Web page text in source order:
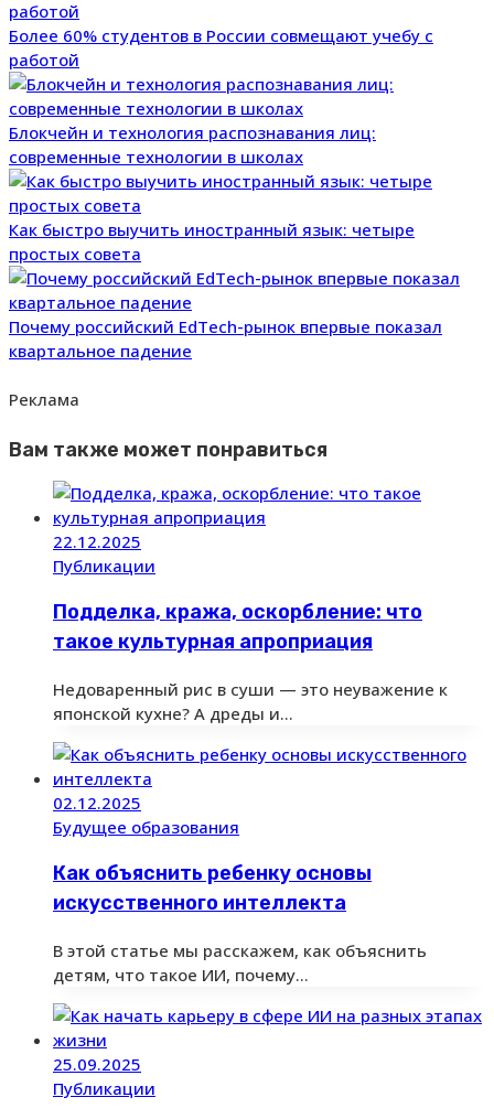
Более 60% студентов в России совмещают учебу с
работой
Блокчейн и технология распознавания лиц:
современные технологии в школах
Как быстро выучить иностранный язык: четыре
простых совета
Почему российский EdTech-рынок впервые показал
квартальное падение
Реклама
Вам также может понравиться
22.12.2025
Публикации
Подделка, кража, оскорбление: что
такое культурная апроприация
Недоваренный рис в суши — это неуважение к
японской кухне? А дреды и…
02.12.2025
Будущее образования
Как объяснить ребенку основы
искусственного интеллекта
В этой статье мы расскажем, как объяснить
детям, что такое ИИ, почему…
25.09.2025
Публикации